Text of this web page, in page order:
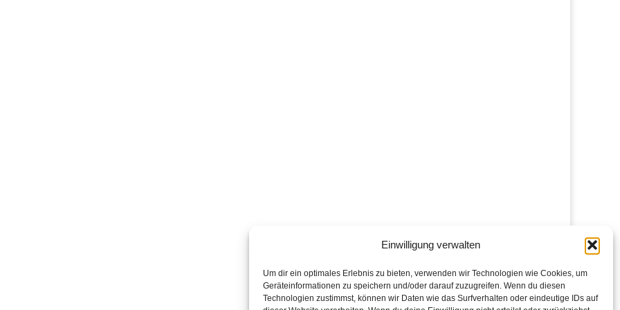
Einwilligung verwalten
Um dir ein optimales Erlebnis zu bieten, verwenden wir Technologien wie Cookies, um
Geräteinformationen zu speichern und/oder darauf zuzugreifen. Wenn du diesen
Technologien zustimmst, können wir Daten wie das Surfverhalten oder eindeutige IDs auf